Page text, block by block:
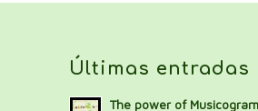
Últimas entradas
The power of